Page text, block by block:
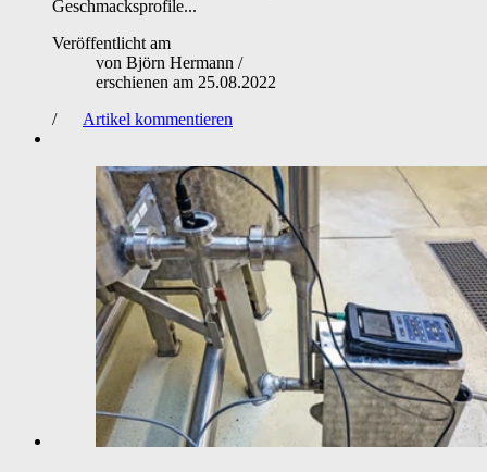
Geschmacksprofile...
Veröffentlicht am
von Björn Hermann /
erschienen am 25.08.2022
/
Artikel kommentieren